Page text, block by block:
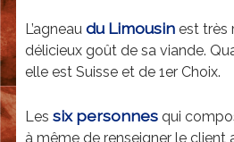
h
a
r
d
L’agneau du Limousinest très
délicieux goût de sa viande.
elle est Suisse et de 1er Choix.
Les six personnesqui
à même de renseigner le client